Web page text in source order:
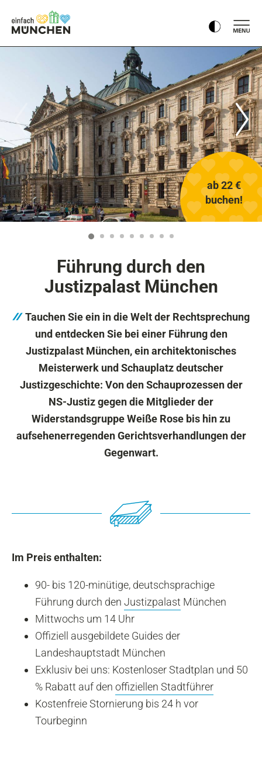
ab 22 €
buchen!
1 2 3 4 5 6 7 8 9
Führung durch den
Justizpalast München
Tauchen Sie ein in die Welt der Rechtsprechung
und entdecken Sie bei einer Führung den
Justizpalast München, ein architektonisches
Meisterwerk und Schauplatz deutscher
Justizgeschichte: Von den Schauprozessen der
NS-Justiz gegen die Mitglieder der
Widerstandsgruppe Weiße Rose bis hin zu
aufsehenerregenden Gerichtsverhandlungen der
Gegenwart.
Im Preis enthalten:
90- bis 120-minütige, deutschsprachige
Führung durch den Justizpalast München
Mittwochs um 14 Uhr
Offiziell ausgebildete Guides der
Landeshauptstadt München
Exklusiv bei uns: Kostenloser Stadtplan und 50
% Rabatt auf den offiziellen Stadtführer
Kostenfreie Stornierung bis 24 h vor
Tourbeginn